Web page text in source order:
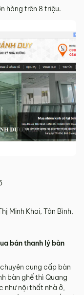
hàng trên 8 triệu.
Minh Khai, Tân Bình,
bán thanh lý bàn
cung cấp bàn
bàn ghế thì Quang
như nội thất nhà ở,